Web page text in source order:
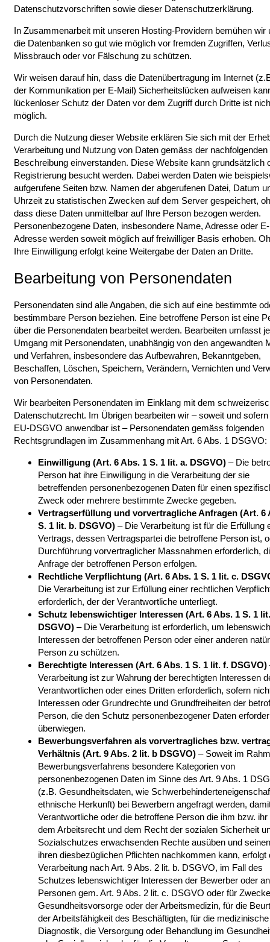
Datenschutzvorschriften sowie dieser Datenschutzerklärung.
In Zusammenarbeit mit unseren Hosting-Providern bemühen wir
die Datenbanken so gut wie möglich vor fremden Zugriffen,
Missbrauch oder vor Fälschung zu schützen.
Wir weisen darauf hin, dass die Datenübertragung im Internet
der Kommunikation per E-Mail) Sicherheitslücken aufweisen
lückenloser Schutz der Daten vor dem Zugriff durch Dritte ist
möglich.
Durch die Nutzung dieser Website erklären Sie sich mit der
Verarbeitung und Nutzung von Daten gemäss der nachfolgenden
Beschreibung einverstanden. Diese Website kann grundsätzlich
Registrierung besucht werden. Dabei werden Daten wie
aufgerufene Seiten bzw. Namen der abgerufenen Datei, Datum
Uhrzeit zu statistischen Zwecken auf dem Server gespeichert,
dass diese Daten unmittelbar auf Ihre Person bezogen werden.
Personenbezogene Daten, insbesondere Name, Adresse oder
Adresse werden soweit möglich auf freiwilliger Basis erhoben.
Ihre Einwilligung erfolgt keine Weitergabe der Daten an Dritte.
Bearbeitung von Personendaten
Personendaten sind alle Angaben, die sich auf eine bestimmte
bestimmbare Person beziehen. Eine betroffene Person ist eine
über die Personendaten bearbeitet werden. Bearbeiten umfasst
Umgang mit Personendaten, unabhängig von den angewandten
und Verfahren, insbesondere das Aufbewahren, Bekanntgeben,
Beschaffen, Löschen, Speichern, Verändern, Vernichten und
von Personendaten.
Wir bearbeiten Personendaten im Einklang mit dem
Datenschutzrecht. Im Übrigen bearbeiten wir – soweit und sofern
EU-DSGVO anwendbar ist – Personendaten gemäss folgenden
Rechtsgrundlagen im Zusammenhang mit Art. 6 Abs. 1 DSGVO:
Einwilligung (Art. 6 Abs. 1 S. 1 lit. a. DSGVO) – Die
Person hat ihre Einwilligung in die Verarbeitung der sie
betreffenden personenbezogenen Daten für einen
Zweck oder mehrere bestimmte Zwecke gegeben.
Vertragserfüllung und vorvertragliche Anfragen (Art. 6
S. 1 lit. b. DSGVO) – Die Verarbeitung ist für die Erfüllung
Vertrags, dessen Vertragspartei die betroffene Person ist,
Durchführung vorvertraglicher Massnahmen erforderlich,
Anfrage der betroffenen Person erfolgen.
Rechtliche Verpflichtung (Art. 6 Abs. 1 S. 1 lit. c.
Die Verarbeitung ist zur Erfüllung einer rechtlichen
erforderlich, der der Verantwortliche unterliegt.
Schutz lebenswichtiger Interessen (Art. 6 Abs. 1 S. 1
DSGVO) – Die Verarbeitung ist erforderlich, um
Interessen der betroffenen Person oder einer anderen
Person zu schützen.
Berechtigte Interessen (Art. 6 Abs. 1 S. 1 lit. f. DSGVO)
Verarbeitung ist zur Wahrung der berechtigten Interessen
Verantwortlichen oder eines Dritten erforderlich, sofern
Interessen oder Grundrechte und Grundfreiheiten der
Person, die den Schutz personenbezogener Daten
überwiegen.
Bewerbungsverfahren als vorvertragliches bzw.
Verhältnis (Art. 9 Abs. 2 lit. b DSGVO) – Soweit im
Bewerbungsverfahrens besondere Kategorien von
personenbezogenen Daten im Sinne des Art. 9 Abs. 1
(z.B. Gesundheitsdaten, wie
ethnische Herkunft) bei Bewerbern angefragt werden,
Verantwortliche oder die betroffene Person die ihm bzw. ihr
dem Arbeitsrecht und dem Recht der sozialen Sicherheit
Sozialschutzes erwachsenden Rechte ausüben und
ihren diesbezüglichen Pflichten nachkommen kann, erfolgt
Verarbeitung nach Art. 9 Abs. 2 lit. b. DSGVO, im Fall des
Schutzes lebenswichtiger Interessen der Bewerber oder
Personen gem. Art. 9 Abs. 2 lit. c. DSGVO oder für
Gesundheitsvorsorge oder der Arbeitsmedizin, für die
der Arbeitsfähigkeit des Beschäftigten, für die medizinische
Diagnostik, die Versorgung oder Behandlung im